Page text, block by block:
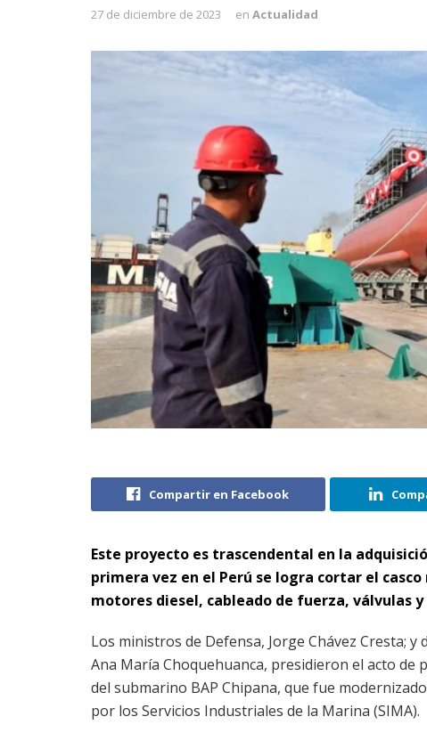
27 de diciembre de 2023 en Actualidad
Compartir en Facebook
Este proyecto es trascendental en la
primera vez en el Perú se logra cortar el
motores diesel, cableado de fuerza, válvulas
Los ministros de Defensa, Jorge Chávez Cresta; y
Ana María Choquehuanca, presidieron el acto de
del submarino BAP Chipana, que fue
por los Servicios Industriales de la Marina (SIMA).